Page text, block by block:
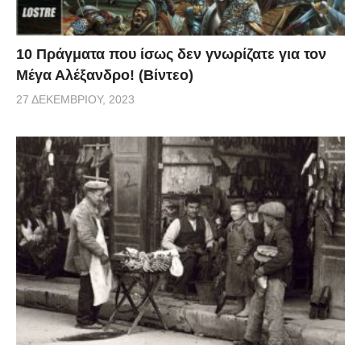
10 Πράγματα που ίσως δεν γνωρίζατε για τον
Μέγα Αλέξανδρο! (Βίντεο)
27 ΔΕΚΕΜΒΡΊΟΥ, 2023